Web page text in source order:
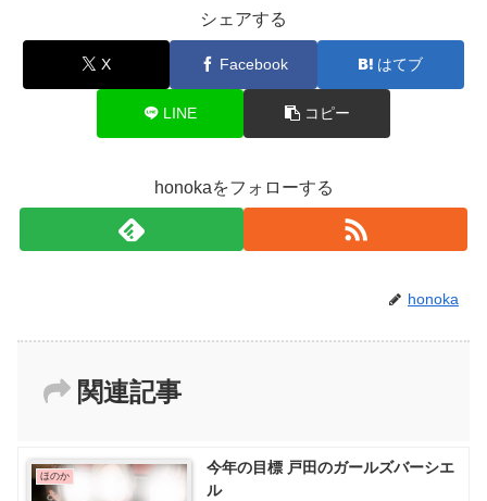
シェアする
X Facebook はてブ
LINE コピー
honokaをフォローする
honoka
関連記事
ほのか
今年の目標 戸田のガールズバーシエ
ル